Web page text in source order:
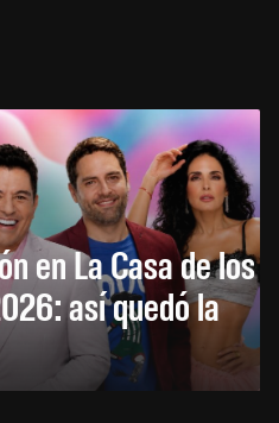
en La Casa de los
así quedó la